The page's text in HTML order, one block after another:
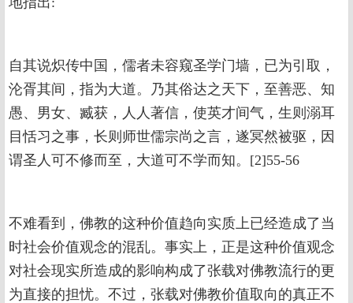
自其说炽传中国，儒者未容窥圣学门墙，已为引取，
沦胥其间，指为大道。乃其俗达之天下，至善恶、知
愚、男女、臧获，人人著信，使英才间气，生则溺耳
目恬习之事，长则师世儒宗尚之言，遂冥然被驱，因
谓圣人可不修而至，大道可不学而知。[2]55-56
不难看到，佛教的这种价值趋向实质上已经造成了当
时社会价值观念的混乱。事实上，正是这种价值观念
对社会现实所造成的影响构成了张载对佛教流行的更
为直接的担忧。不过，张载对佛教价值取向的真正不